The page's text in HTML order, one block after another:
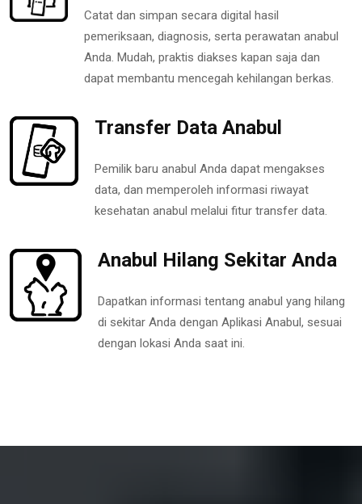
Catat dan simpan secara digital hasil
pemeriksaan, diagnosis, serta perawatan anabul
Anda. Mudah, praktis diakses kapan saja dan
dapat membantu mencegah kehilangan berkas.
Transfer Data Anabul
Pemilik baru anabul Anda dapat mengakses
data, dan memperoleh informasi riwayat
kesehatan anabul melalui fitur transfer data.
Anabul Hilang Sekitar Anda
Dapatkan informasi tentang anabul yang hilang
di sekitar Anda dengan Aplikasi Anabul, sesuai
dengan lokasi Anda saat ini.